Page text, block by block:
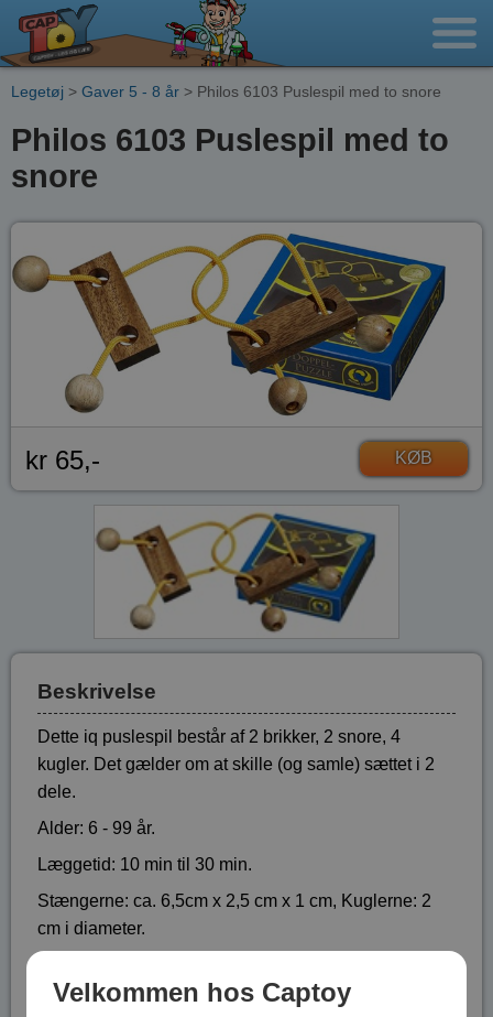
Legetøj > Gaver 5 - 8 år > Philos 6103 Puslespil med to snore
Philos 6103 Puslespil med to
snore
kr 65,- KØB
Beskrivelse
Dette iq puslespil består af 2 brikker, 2 snore, 4
kugler. Det gælder om at skille (og samle) sættet i 2
dele.
Alder: 6 - 99 år.
Læggetid: 10 min til 30 min.
Stængerne: ca. 6,5cm x 2,5 cm x 1 cm, Kuglerne: 2
cm i diameter.
Lagerstatus:På lager
Velkommen hos Captoy